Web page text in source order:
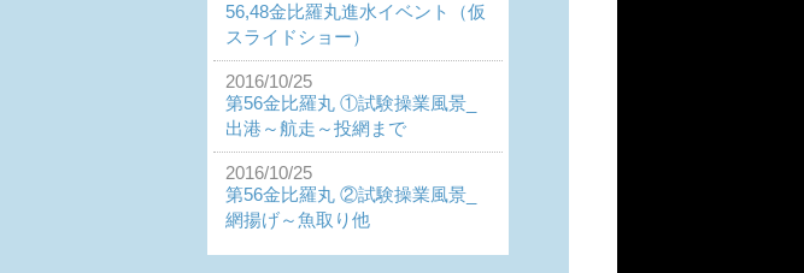
56,48金比羅丸進水イベント（仮
スライドショー）
2016/10/25
第56金比羅丸 ①試験操業風景_
出港～航走～投網まで
2016/10/25
第56金比羅丸 ②試験操業風景_
網揚げ～魚取り他